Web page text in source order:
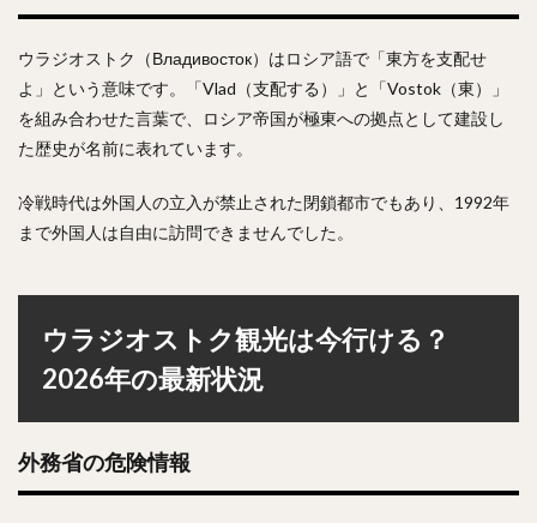
ウラジオストク（Владивосток）はロシア語で「東方を支配せ
よ」という意味です。「Vlad（支配する）」と「Vostok（東）」
を組み合わせた言葉で、ロシア帝国が極東への拠点として建設し
た歴史が名前に表れています。
冷戦時代は外国人の立入が禁止された閉鎖都市でもあり、1992年
まで外国人は自由に訪問できませんでした。
ウラジオストク観光は今行ける？
2026年の最新状況
外務省の危険情報